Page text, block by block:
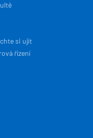
si ujít
řízení